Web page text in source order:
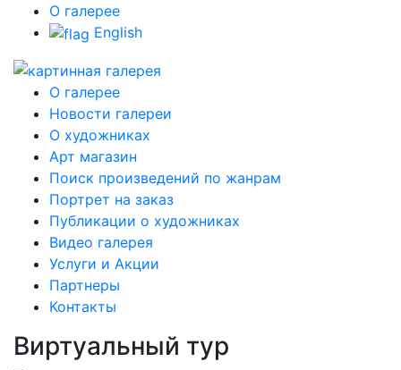
О галерее
English
О галерее
Новости галереи
О художниках
Арт магазин
Поиск произведений по жанрам
Портрет на заказ
Публикации о художниках
Видео галерея
Услуги и Акции
Партнеры
Контакты
Виртуальный тур